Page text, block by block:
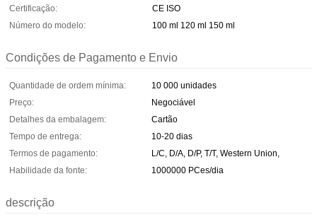
Certificação:
CE ISO
Número do modelo:
100 ml 120 ml 150 ml
Condições de Pagamento e Envio
Quantidade de ordem mínima:
10 000 unidades
Preço:
Negociável
Detalhes da embalagem:
Cartão
Tempo de entrega:
10-20 dias
Termos de pagamento:
L/C, D/A, D/P, T/T, Western Union,
Habilidade da fonte:
1000000 PCes/dia
descrição